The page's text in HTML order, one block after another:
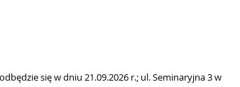
się w dniu 21.09.2026 r.; ul. Seminaryjna 3 w